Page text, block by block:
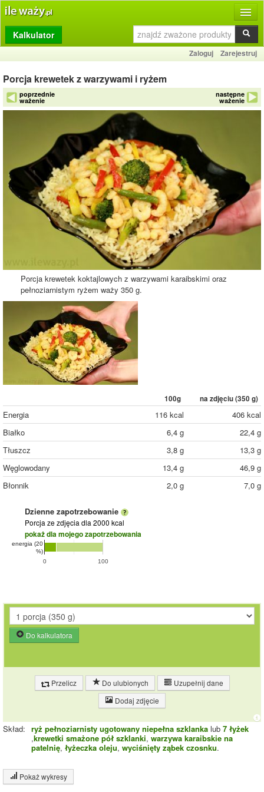
Produkty
Dziennik
Przelicznik
Porównywarka
Słownik
O stronie
Kontakt
Kalkulator
Zaloguj Zarejestruj
Porcja krewetek z warzywami i ryżem
poprzednie
ważenie
następne
ważenie
Porcja krewetek koktajlowych z warzywami karaibskimi oraz
pełnoziarnistym ryżem waży 350 g.
100g na zdjęciu (350 g)
Energia 116 kcal
406 kcal
Białko
6,4 g
22,4 g
Tłuszcz
3,8 g
13,3 g
Węglowodany
13,4 g
46,9 g
Błonnik
2,0 g 7,0 g
Dzienne zapotrzebowanie
Porcja ze zdjęcia dla 2000 kcal
pokaż dla mojego zapotrzebowania
0 100
energia (20
%)
Do kalkulatora
Przelicz Do ulubionych
Uzupełnij dane
Dodaj zdjęcie
Skład: ryż pełnoziarnisty ugotowany niepełna szklanka lub 7 łyżek
,krewetki smażone pół szklanki, warzywa karaibskie na
patelnię, łyżeczka oleju, wyciśnięty ząbek czosnku.
Pokaż wykresy